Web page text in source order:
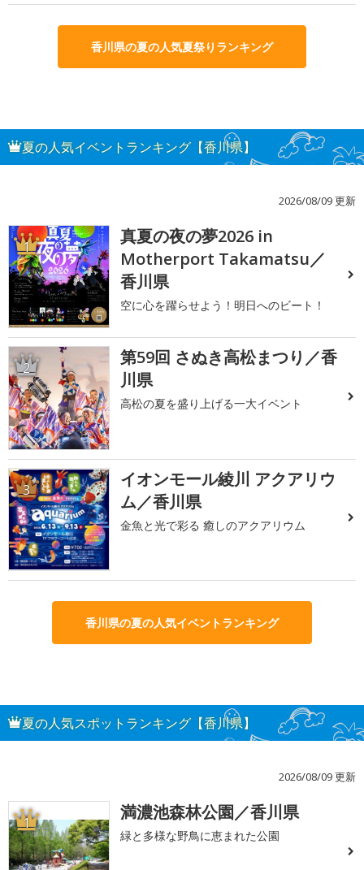
香川県の夏の人気夏祭りランキング
夏の人気イベントランキング【香川県】
2026/08/09 更新
1
真夏の夜の夢2026 in
Motherport Takamatsu／
香川県
空に心を躍らせよう！明日へのビート！
2
第59回 さぬき高松まつり／香
川県
高松の夏を盛り上げる一大イベント
3
イオンモール綾川 アクアリウ
ム／香川県
金魚と光で彩る 癒しのアクアリウム
香川県の夏の人気イベントランキング
夏の人気スポットランキング【香川県】
2026/08/09 更新
1 満濃池森林公園／香川県
緑と多様な野鳥に恵まれた公園